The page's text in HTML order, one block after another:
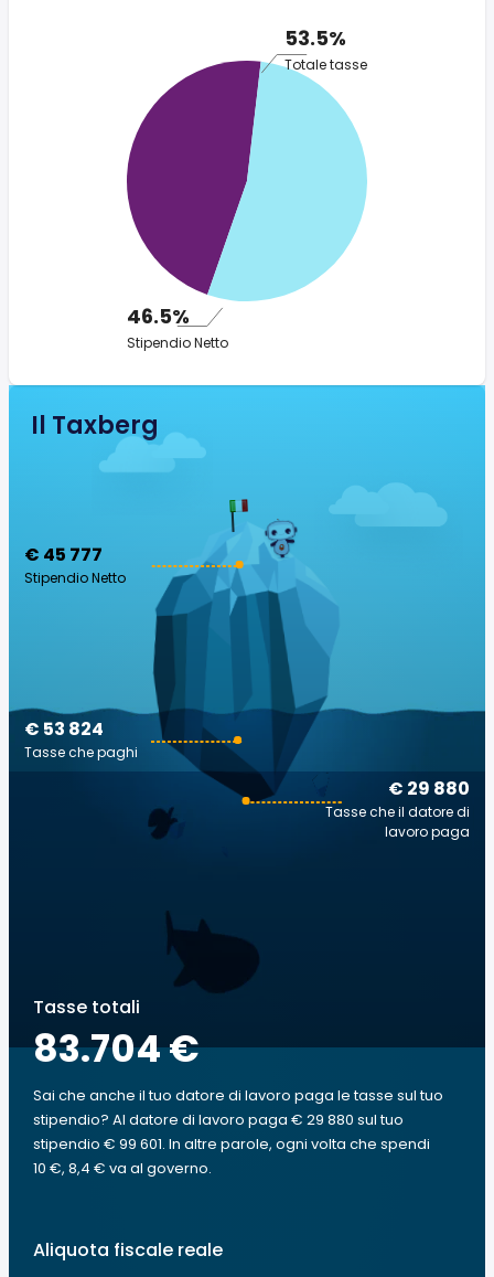
53.5%
Totale tasse
46.5%
Stipendio Netto
Il Taxberg
€ 45 777
Stipendio Netto
€ 29 880
Tasse che il datore di
lavoro paga
€ 53 824
Tasse che paghi
Tasse totali
83.704 €
Sai che anche il tuo datore di lavoro paga le tasse sul tuo
stipendio? Al datore di lavoro paga € 29 880 sul tuo
stipendio € 99 601. In altre parole, ogni volta che spendi
10 €, 8,4 € va al governo.
Aliquota fiscale reale